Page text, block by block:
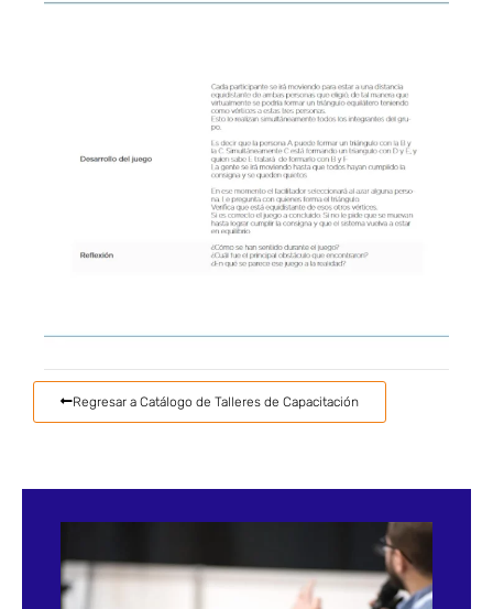
Regresar a Catálogo de Talleres de Capacitación